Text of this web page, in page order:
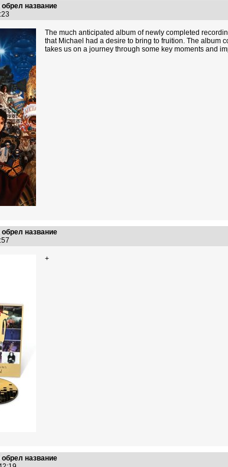
название
The much anticipated album of newly completed
that Michael had a desire to bring to fruition. The album
takes us on a journey through some key moments and
название
+
название